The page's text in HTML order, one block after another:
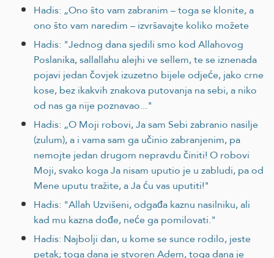
Hadis: „Ono što vam zabranim – toga se klonite, a
ono što vam naredim – izvršavajte koliko možete
Hadis: "Jednog dana sjedili smo kod Allahovog
Poslanika, sallallahu alejhi ve sellem, te se iznenada
pojavi jedan čovjek izuzetno bijele odjeće, jako crne
kose, bez ikakvih znakova putovanja na sebi, a niko
od nas ga nije poznavao..."
Hadis: „O Moji robovi, Ja sam Sebi zabranio nasilje
(zulum), a i vama sam ga učinio zabranjenim, pa
nemojte jedan drugom nepravdu činiti! O robovi
Moji, svako koga Ja nisam uputio je u zabludi, pa od
Mene uputu tražite, a Ja ću vas uputiti!"
Hadis: "Allah Uzvišeni, odgađa kaznu nasilniku, ali
kad mu kazna dođe, neće ga pomilovati."
Hadis: Najbolji dan, u kome se sunce rodilo, jeste
petak; toga dana je stvoren Adem, toga dana je